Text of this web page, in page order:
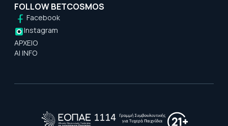
FOLLOW BETCOSMOS
Facebook
Instagram
ΑΡΧΕΙΟ
AI INFO